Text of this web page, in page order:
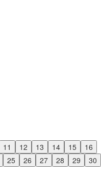
11 12 13 14 15
16
25 26 27 28 29
30